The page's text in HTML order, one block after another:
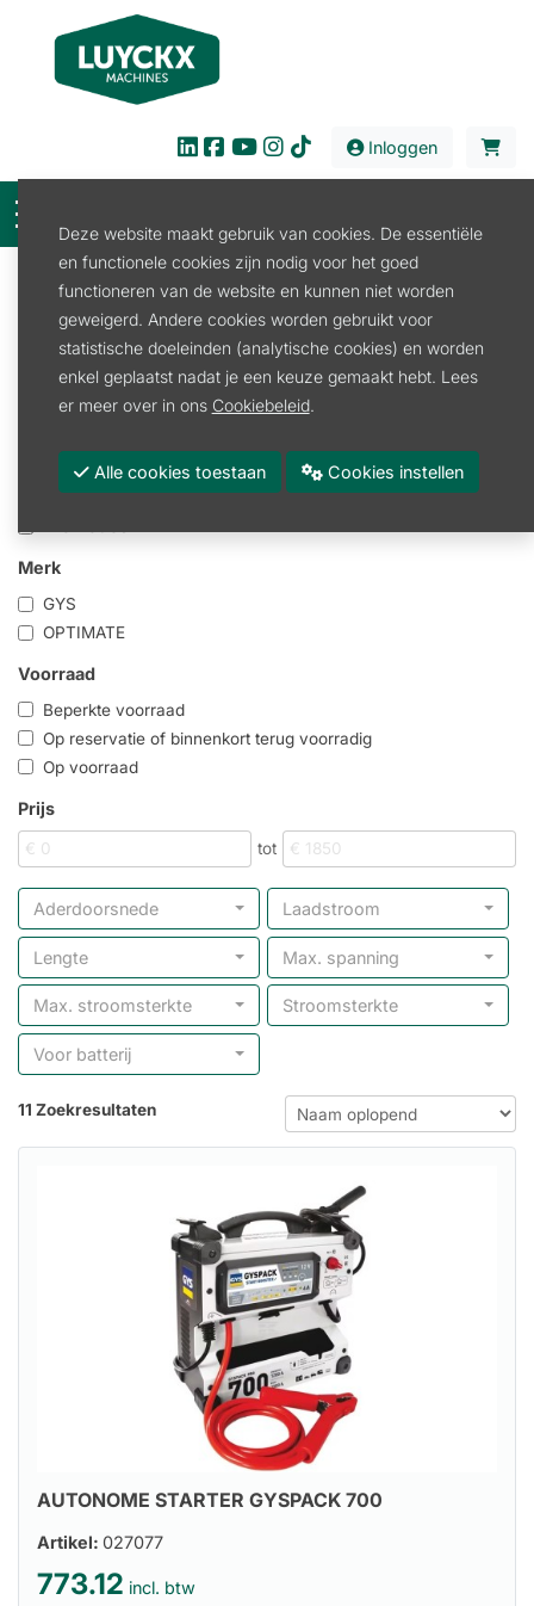
Inloggen
Filter
Verkoop Batterijlader
Batterijlader
Druppellader Startkabelset
Merk
GYS
OPTIMATE
Voorraad
Beperkte voorraad
Op reservatie of binnenkort terug voorradig
Op voorraad
Prijs
tot
Aderdoorsnede Laadstroom
Lengte Max. spanning
Max. stroomsterkte Stroomsterkte
Voor batterij
11 Zoekresultaten
AUTONOME STARTER GYSPACK 700
Artikel: 027077
773.12 incl. btw
Deze website maakt gebruik van cookies. De essentiële
en functionele cookies zijn nodig voor het goed
functioneren van de website en kunnen niet worden
geweigerd. Andere cookies worden gebruikt voor
statistische doeleinden (analytische cookies) en worden
enkel geplaatst nadat je een keuze gemaakt hebt. Lees
er meer over in ons Cookiebeleid.
Alle cookies toestaan Cookies instellen